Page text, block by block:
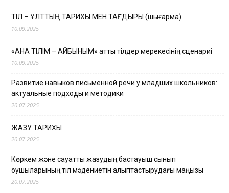
ТІЛ – ҰЛТТЫҢ ТАРИХЫ МЕН ТАҒДЫРЫ (шығарма)
10.09.2025
«АНА ТІЛІМ – АЙБЫНЫМ» атты тілдер мерекесінің сценариі
10.09.2025
Развитие навыков письменной речи у младших школьников:
актуальные подходы и методики
20.07.2025
ЖАЗУ ТАРИХЫ
20.07.2025
Көркем және сауатты жазудың бастауыш сынып
оқушыларының тіл мәдениетін қалыптастырудағы маңызы
20.07.2025